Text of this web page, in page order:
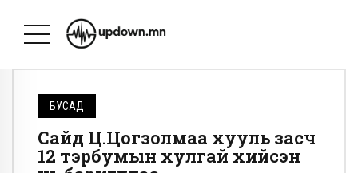
БУСАД
Сайд Ц.Цогзолмаа хууль засч
12 тэрбумын хулгай хийсэн